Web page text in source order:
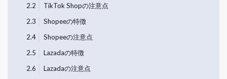
2.2
TikTok Shopの注意点
2.3
Shopeeの特徴
2.4
Shopeeの注意点
2.5
Lazadaの特徴
2.6
Lazadaの注意点